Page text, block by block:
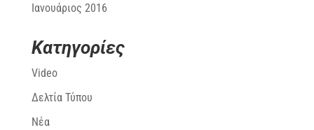
Ιανουάριος 2016
Kατηγορίες
Video
Δελτία Τύπου
Νέα